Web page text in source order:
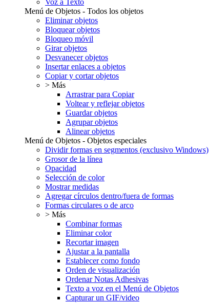
Voz a Texto
Menú de Objetos - Todos los objetos
Eliminar objetos
Bloquear objetos
Bloqueo móvil
Girar objetos
Desvanecer objetos
Insertar enlaces a objetos
Copiar y cortar objetos
> Más
Arrastrar para Copiar
Voltear y reflejar objetos
Guardar objetos
Agrupar objetos
Alinear objetos
Menú de Objetos - Objetos especiales
Dividir formas en segmentos (exclusivo Windows)
Grosor de la línea
Opacidad
Selección de color
Mostrar medidas
Agregar círculos dentro/fuera de formas
Formas circulares o de arco
> Más
Combinar formas
Eliminar color
Recortar imagen
Ajustar a la pantalla
Establecer como fondo
Orden de visualización
Ordenar Notas Adhesivas
Texto a voz en el Menú de Objetos
Capturar un GIF/video